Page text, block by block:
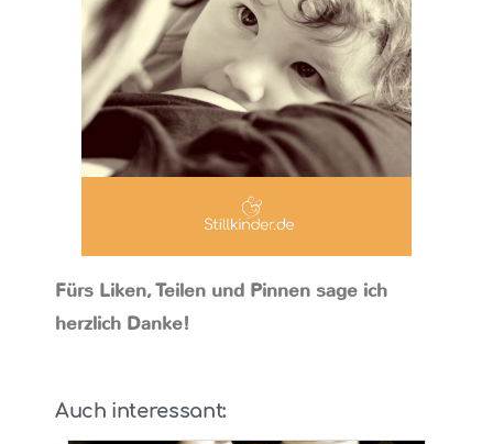
Fürs Liken, Teilen und Pinnen sage ich
herzlich Danke!
Auch interessant: